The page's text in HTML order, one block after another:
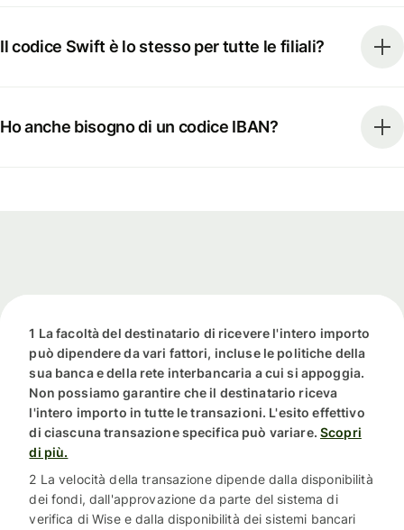
Il codice Swift è lo stesso per tutte le filiali?
Ho anche bisogno di un codice IBAN?
1 La facoltà del destinatario di ricevere l'intero importo
può dipendere da vari fattori, incluse le politiche della
sua banca e della rete interbancaria a cui si appoggia.
Non possiamo garantire che il destinatario riceva
l'intero importo in tutte le transazioni. L'esito effettivo
di ciascuna transazione specifica può variare. Scopri
di più.
2 La velocità della transazione dipende dalla disponibilità
dei fondi, dall'approvazione da parte del sistema di
verifica di Wise e dalla disponibilità dei sistemi bancari